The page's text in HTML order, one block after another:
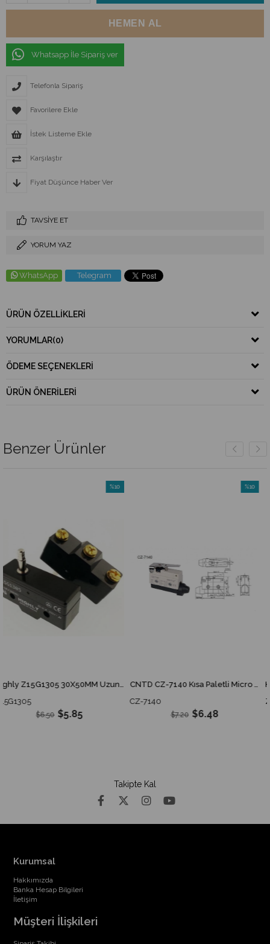
Whatsapp İle Sipariş ver
Telefonla Sipariş
Favorilere Ekle
İstek Listeme Ekle
Karşılaştır
Fiyat Düşünce Haber Ver
TAVSIYE ET
YORUM YAZ
WhatsApp Telegram
ÜRÜN ÖZELLIKLERI
YORUMLAR(0)
ÖDEME SEÇENEKLERI
ÜRÜN ÖNERILERI
Benzer Ürünler
Highly Z15G1305 30X50MM Uzun İnce Pim Switch Z15G-1305 Z15G 1305
$5.85
CNTD CZ-7140 Kısa Paletli Micro Switch
CZ-7140
$6.48
Takipte Kal
Kurumsal
Hakkımızda
Banka Hesap Bilgileri
İletişim
Müşteri İlişkileri